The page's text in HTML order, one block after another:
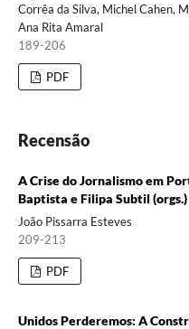
Corrêa da Silva, Michel Cahen,
Ana Rita Amaral
189-206
PDF
Recensão
A Crise do Jornalismo em
Baptista e Filipa Subtil (orgs.)
João Pissarra Esteves
209-213
PDF
Unidos Perderemos: A